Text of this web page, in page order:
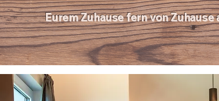
Eurem Zuhause fern von